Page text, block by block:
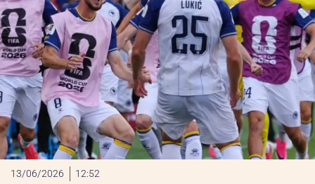
13/06/2026 12:52